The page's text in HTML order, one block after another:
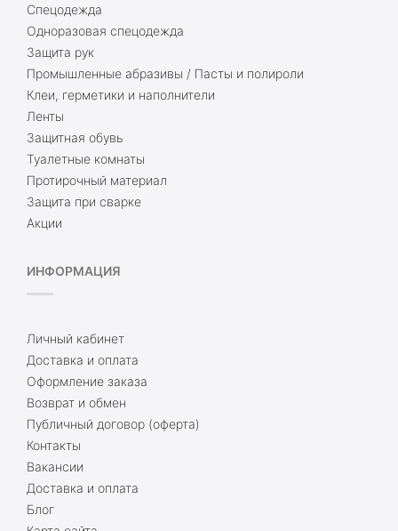
Спецодежда
Одноразовая спецодежда
Защита рук
Промышленные абразивы / Пасты и полироли
Клеи, герметики и наполнители
Ленты
Защитная обувь
Туалетные комнаты
Протирочный материал
Защита при сварке
Акции
ИНФОРМАЦИЯ
Личный кабинет
Доставка и оплата
Оформление заказа
Возврат и обмен
Публичный договор (оферта)
Контакты
Вакансии
Доставка и оплата
Блог